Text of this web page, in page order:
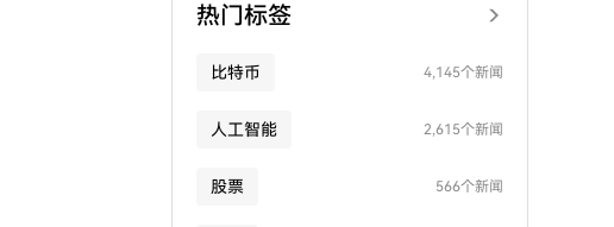
热门标签
比特币 4,145个新闻
人工智能 2,615个新闻
股票 566个新闻